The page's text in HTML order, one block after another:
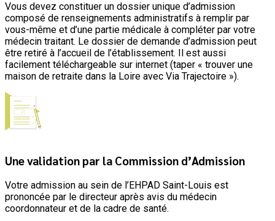
Vous devez constituer un dossier unique d’admission
composé de renseignements administratifs à remplir par
vous-même et d’une partie médicale à compléter par votre
médecin traitant. Le dossier de demande d’admission peut
être retiré à l’accueil de l’établissement. Il est aussi
facilement téléchargeable sur internet (taper « trouver une
maison de retraite dans la Loire avec Via Trajectoire »).
Une validation par la Commission d’Admission
Votre admission au sein de l’EHPAD Saint-Louis est
prononcée par le directeur après avis du médecin
coordonnateur et de la cadre de santé.